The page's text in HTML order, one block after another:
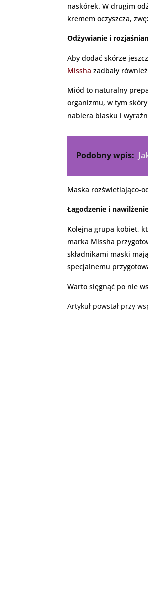
naskórek. W drugim
kremem oczyszcza,
Odżywianie i
Aby dodać skórze
Missha zadbały
Miód to naturalny
organizmu, w tym
nabiera blasku i
Podobny wpis:
Maska rozświetlająco-
Łagodzenie i
Kolejna grupa kobiet,
marka Missha
składnikami maski
specjalnemu
Warto sięgnąć po nie
Artykuł powstał przy